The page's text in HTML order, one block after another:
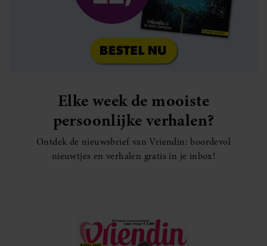
Elke week de mooiste
persoonlijke verhalen?
Ontdek de nieuwsbrief van Vriendin: boordevol
nieuwtjes en verhalen gratis in je inbox!